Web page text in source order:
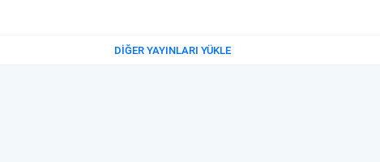
DIĞER YAYINLARI YÜKLE